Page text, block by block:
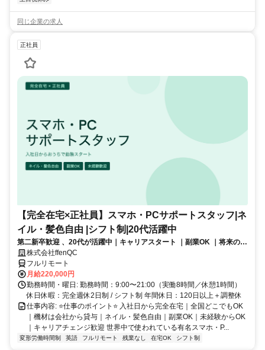
同じ企業の求人
正社員
【完全在宅×正社員】スマホ・PCサポートスタッフ|ネ
イル・髪色自由 |シフト制|20代活躍中
第二新卒歓迎 、20代が活躍中｜キャリアスタート ｜副業OK ｜将来のキ
ャリアパスあり（長期キャリアを推奨しています）
株式会社ffenQC
フルリモート
月給220,000円
勤務時間・曜日: 勤務時間：9:00〜21:00（実働8時間／休憩1時間）
休日休暇：完全週休2日制 / シフト制 年間休日：120日以上＋調整休
仕事内容: ⭐️仕事のポイント⭐️ 入社日から完全在宅｜全国どこでもOK
｜機材は会社から貸与｜ネイル・髪色自由｜副業OK｜未経験からOK
｜キャリアチェンジ歓迎 世界中で使われている有名スマホ・P...
変形労働時間制 英語 フルリモート 残業なし 在宅OK シフト制